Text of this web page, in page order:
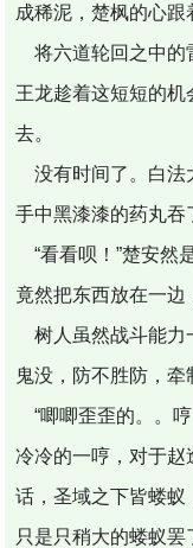
成稀泥，楚枫的心跟
将六道轮回之中的
王龙趁着这短短的机
去。
没有时间了。白法
手中黑漆漆的药丸吞
“看看呗！”楚安然
竟然把东西放在一边
树人虽然战斗能力
鬼没，防不胜防，牵
“唧唧歪歪的。。
冷冷的一哼，对于赵
话，圣域之下皆蝼
只是只稍大的蝼蚁罢